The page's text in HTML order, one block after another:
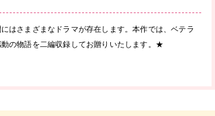
はさまざまなドラマが存在します。本作では、ベテラ
の物語を二編収録してお贈りいたします。★